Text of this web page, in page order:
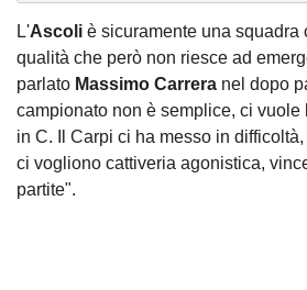
L'Ascoli è sicuramente una squadra
qualità che però non riesce ad
parlato Massimo Carrera nel dopo
campionato non è semplice, ci vuole
in C. Il Carpi ci ha messo in
ci vogliono cattiveria agonistica,
partite".